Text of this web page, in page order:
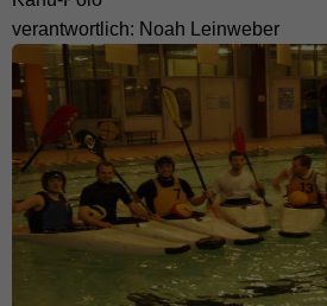
und
zum
Hauptmenü
wechseln
verantwortlich: Noah Leinweber